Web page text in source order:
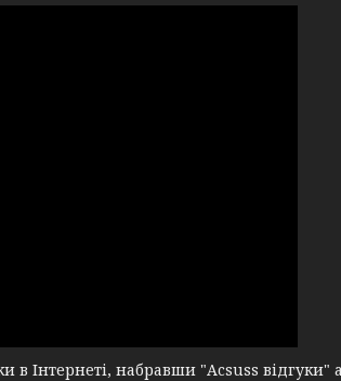
Інтернеті, набравши "Acsuss відгуки"